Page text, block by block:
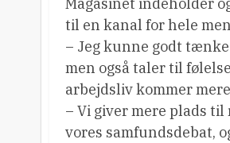
til en kanal for hele
– Jeg kunne godt
men også taler til
arbejdsliv kommer
– Vi giver mere plads
vores samfundsdebat,